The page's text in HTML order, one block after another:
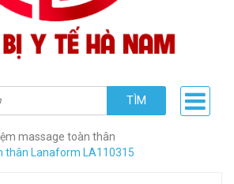
TÌM
massage toàn thân
thân Lanaform LA110315